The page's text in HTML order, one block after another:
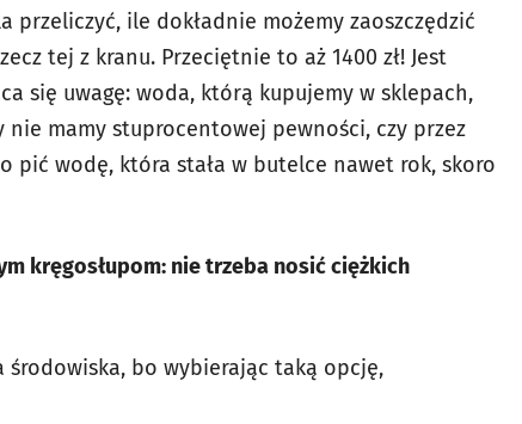
ile dokładnie możemy zaoszczędzić
tej z kranu. Przeciętnie to aż 1400 zł! Jest
się uwagę: woda, którą kupujemy w sklepach,
mamy stuprocentowej pewności, czy przez
pić wodę, która stała w butelce nawet rok, skoro
kręgosłupom: nie trzeba nosić ciężkich
środowiska, bo wybierając taką opcję,